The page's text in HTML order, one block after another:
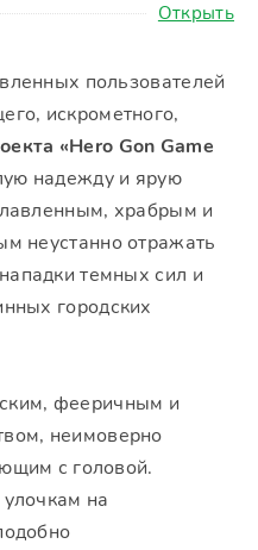
Открыть
пользователей
искрометного,
«Hero Gon Game
надежду и ярую
храбрым и
неустанно отражать
темных сил и
городских
фееричным и
неимоверно
с головой.
на